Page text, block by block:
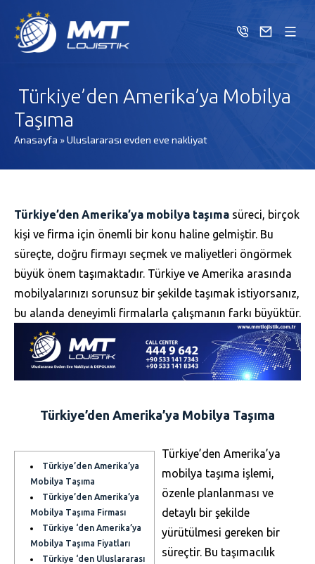
Türkiye’den Amerika’ya Mobilya
Taşıma
Anasayfa »Uluslararası evden eve nakliyat
Türkiye’den Amerika’ya mobilya taşıma süreci, birçok
kişi ve firma için önemli bir konu haline gelmiştir. Bu
süreçte, doğru firmayı seçmek ve maliyetleri öngörmek
büyük önem taşımaktadır. Türkiye ve Amerika arasında
mobilyalarınızı sorunsuz bir şekilde taşımak istiyorsanız,
bu alanda deneyimli firmalarla çalışmanın farkı büyüktür.
Türkiye’den Amerika’ya Mobilya Taşıma
Türkiye’den Amerika’ya
Mobilya Taşıma
Türkiye’den Amerika’ya
Mobilya Taşıma Firması
Türkiye ‘den Amerika’ya
Mobilya Taşıma Fiyatları
Türkiye ‘den Uluslararası
Türkiye’den Amerika’ya
mobilya taşıma işlemi,
özenle planlanması ve
detaylı bir şekilde
yürütülmesi gereken bir
süreçtir. Bu taşımacılık